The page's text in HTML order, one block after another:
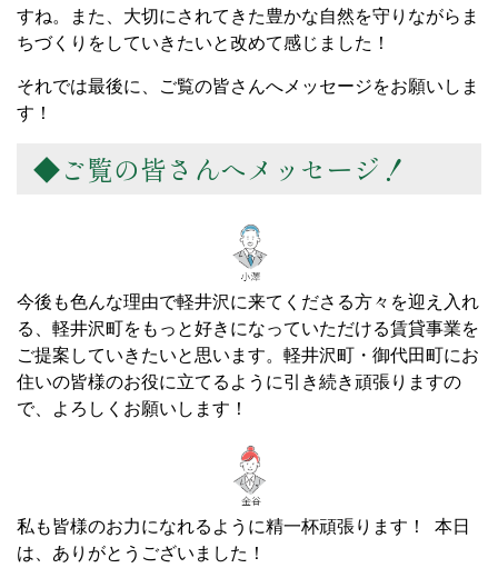
すね。また、大切にされてきた豊かな自然を守りながらま
ちづくりをしていきたいと改めて感じました！
それでは最後に、ご覧の皆さんへメッセージをお願いしま
す！
◆ご覧の皆さんへメッセージ！
今後も色んな理由で軽井沢に来てくださる方々を迎え入れ
る、軽井沢町をもっと好きになっていただける賃貸事業を
ご提案していきたいと思います。軽井沢町・御代田町にお
住いの皆様のお役に立てるように引き続き頑張りますの
で、よろしくお願いします！
私も皆様のお力になれるように精一杯頑張ります！ 本日
は、ありがとうございました！